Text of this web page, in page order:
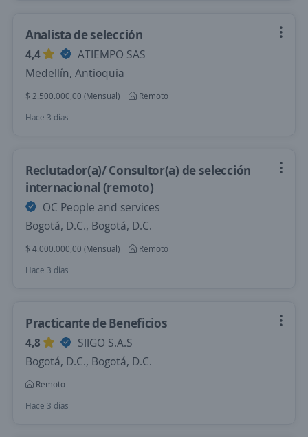
Analista de selección
4,4
ATIEMPO SAS
Medellín, Antioquia
$ 2.500.000,00 (Mensual)
Remoto
Hace 3 días
Reclutador(a)/ Consultor(a) de selección
internacional (remoto)
OC People and services
Bogotá, D.C., Bogotá, D.C.
$ 4.000.000,00 (Mensual)
Remoto
Hace 3 días
Practicante de Beneficios
4,8
SIIGO S.A.S
Bogotá, D.C., Bogotá, D.C.
Remoto
Hace 3 días